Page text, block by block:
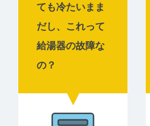
ても冷たいまま
だし、これって
給湯器の故障な
の？